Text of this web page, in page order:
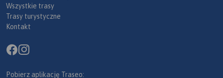
Wszystkie trasy
Trasy turystyczne
Kontakt
Pobierz aplikację Traseo: